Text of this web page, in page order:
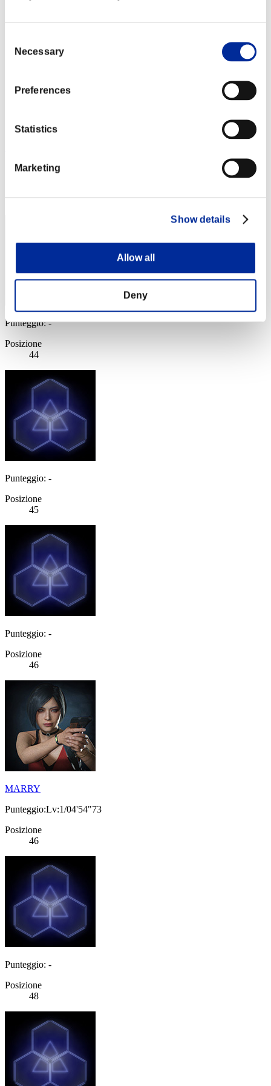
Selection
Necessary
Preferences
Statistics
Marketing
Show details
Allow all
Deny
41
Punteggio:Lv:1/04'26"24
43
Punteggio: -
Posizione
44
Punteggio: -
Posizione
45
Punteggio: -
Posizione
46
MARRY
Punteggio:Lv:1/04'54"73
Posizione
46
Punteggio: -
Posizione
48